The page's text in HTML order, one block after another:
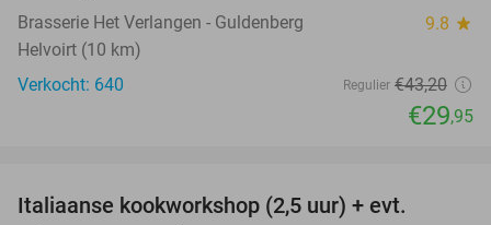
Brasserie Het Verlangen - Guldenberg 9.8 star
Helvoirt (10 km)
Verkocht: 640
Regulier €43,20
€29,95
Italiaanse kookworkshop (2,5 uur) + evt.